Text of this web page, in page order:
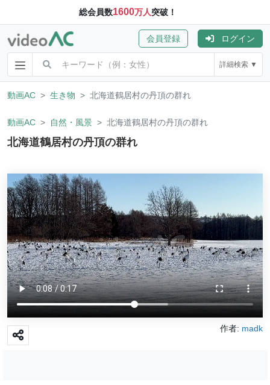
総会員数1600万人突破！
会員登録 ログイン
詳細検索 ▼
動画AC 生き物 北海道鶴居村の丹頂の群れ
動画AC 自然・風景 北海道鶴居村の丹頂の群れ
北海道鶴居村の丹頂の群れ
作者: madk